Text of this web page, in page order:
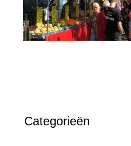
Categorieën